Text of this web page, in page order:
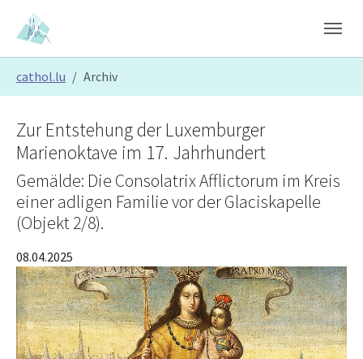
Skip to main content
Skip to page footer
cathol.lu Archiv
Zur Entstehung der Luxemburger
Marienoktave im 17. Jahrhundert
Gemälde: Die Consolatrix Afflictorum im Kreis
einer adligen Familie vor der Glaciskapelle
(Objekt 2/8).
08.04.2025